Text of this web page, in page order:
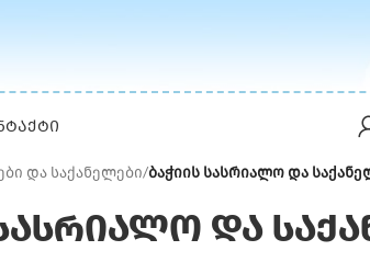
და საქანელები/ბაჭიის სასრიალო და
და